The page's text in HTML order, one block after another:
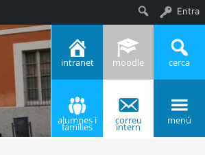
intranet moodle cerca
alumnes i
famílies
correu
intern
menú
Entra